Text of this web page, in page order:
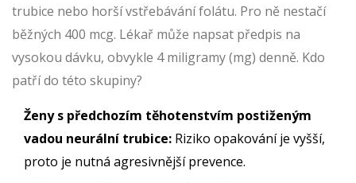
trubice nebo horší vstřebávání folátu. Pro ně nestačí
běžných 400 mcg. Lékař může napsat předpis na
vysokou dávku, obvykle 4 miligramy (mg) denně. Kdo
patří do této skupiny?
Ženy s předchozím těhotenstvím postiženým
vadou neurální trubice: Riziko opakování je vyšší,
proto je nutná agresivnější prevence.